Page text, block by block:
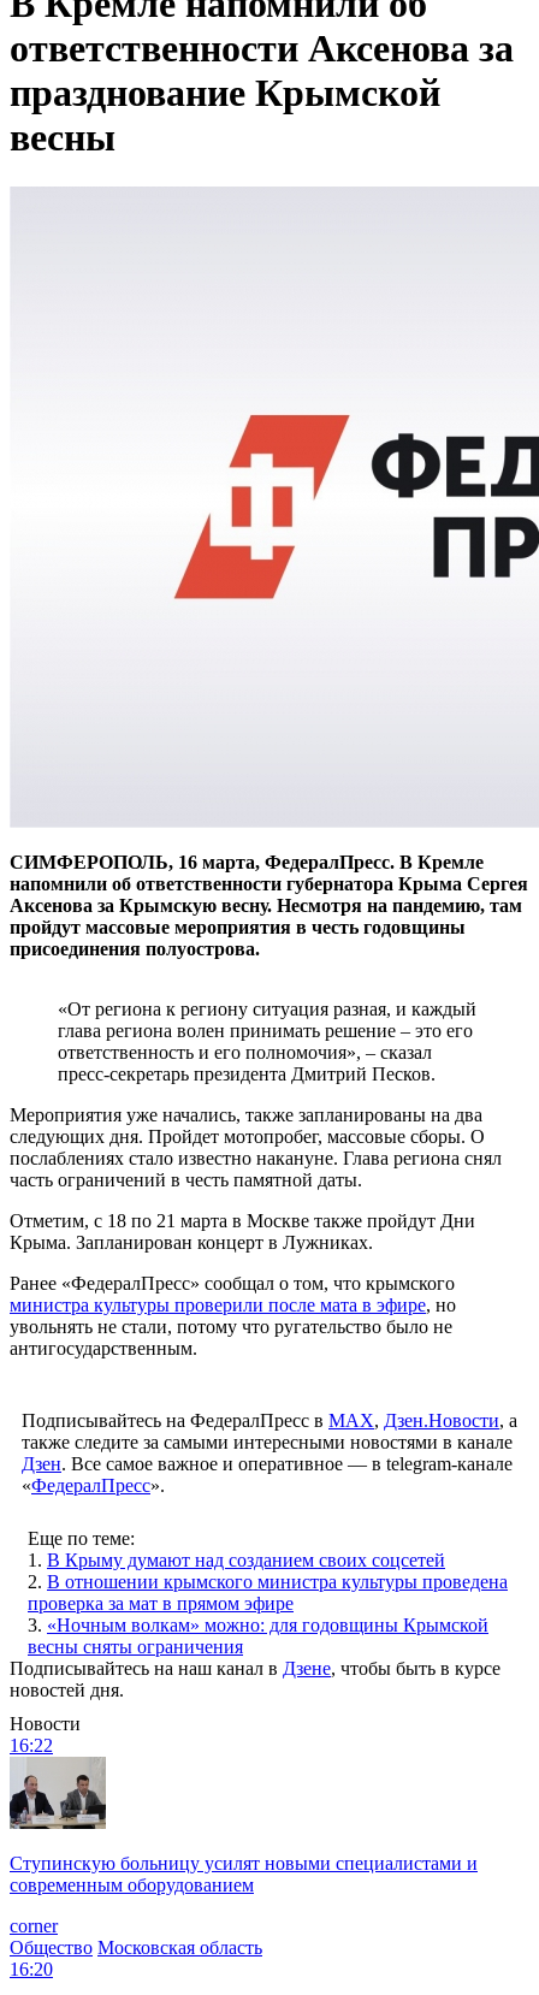
ответственности Аксенова за
празднование Крымской
весны
СИМФЕРОПОЛЬ, 16 марта, ФедералПресс. В Кремле
напомнили об ответственности губернатора Крыма Сергея
Аксенова за Крымскую весну. Несмотря на пандемию, там
пройдут массовые мероприятия в честь годовщины
присоединения полуострова.
«От региона к региону ситуация разная, и каждый
глава региона волен принимать решение – это его
ответственность и его полномочия», – сказал
пресс-секретарь президента Дмитрий Песков.
Мероприятия уже начались, также запланированы на два
следующих дня. Пройдет мотопробег, массовые сборы. О
послаблениях стало известно накануне. Глава региона снял
часть ограничений в честь памятной даты.
Отметим, с 18 по 21 марта в Москве также пройдут Дни
Крыма. Запланирован концерт в Лужниках.
Ранее «ФедералПресс» сообщал о том, что крымского
министра культуры проверили после мата в эфире, но
увольнять не стали, потому что ругательство было не
антигосударственным.
Подписывайтесь на ФедералПресс в МАХ, Дзен.Новости, а
также следите за самыми интересными новостями в канале
Дзен. Все самое важное и оперативное — в telegram-канале
«ФедералПресс».
Еще по теме:
1. В Крыму думают над созданием своих соцсетей
2. В отношении крымского министра культуры проведена
проверка за мат в прямом эфире
3. «Ночным волкам» можно: для годовщины Крымской
весны сняты ограничения
Подписывайтесь на наш канал в Дзене, чтобы быть в курсе
новостей дня.
Новости
16:22
Ступинскую больницу усилят новыми специалистами и
современным оборудованием
corner
Общество Московская область
16:20